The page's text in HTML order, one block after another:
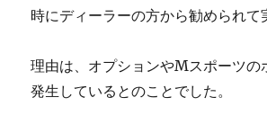
時にディーラーの方から勧められて
理由は、オプションやMスポーツの
発生しているとのことでした。